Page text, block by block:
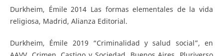
Durkheim, Émile 2014 Las formas elementales de la vida
religiosa, Madrid, Alianza Editorial.
Durkheim, Émile 2019 “Criminalidad y salud social”, en